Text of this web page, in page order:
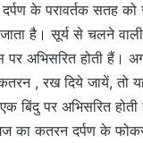
के परावर्तक सतह
है। सूर्य से चलने
पर अभिसरित होती हैं।
, रख दिये जायें, तो
बिंदु पर अभिसरित
का कतरन दर्पण के